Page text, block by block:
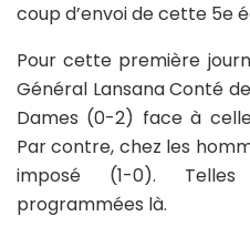
coup d’envoi de cette 5e
Pour cette première
Général Lansana Conté
Dames (0-2) face à
Par contre, chez les
imposé (1-0).
programmées là.